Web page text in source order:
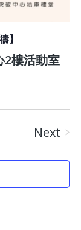
】
2樓活動室
Next